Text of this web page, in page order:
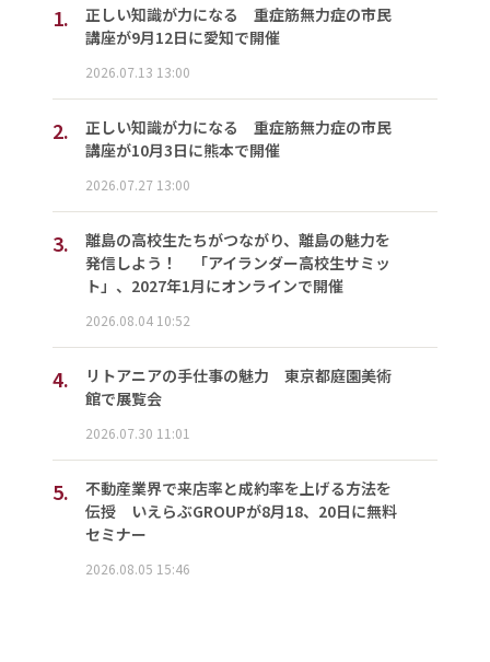
1.
正しい知識が力になる 重症筋無力症の市民
講座が9月12日に愛知で開催
2026.07.13 13:00
2.
正しい知識が力になる 重症筋無力症の市民
講座が10月3日に熊本で開催
2026.07.27 13:00
3.
離島の高校生たちがつながり、離島の魅力を
発信しよう！ 「アイランダー高校生サミッ
ト」、2027年1月にオンラインで開催
2026.08.04 10:52
4.
リトアニアの手仕事の魅力 東京都庭園美術
館で展覧会
2026.07.30 11:01
5.
不動産業界で来店率と成約率を上げる方法を
伝授 いえらぶGROUPが8月18、20日に無料
セミナー
2026.08.05 15:46